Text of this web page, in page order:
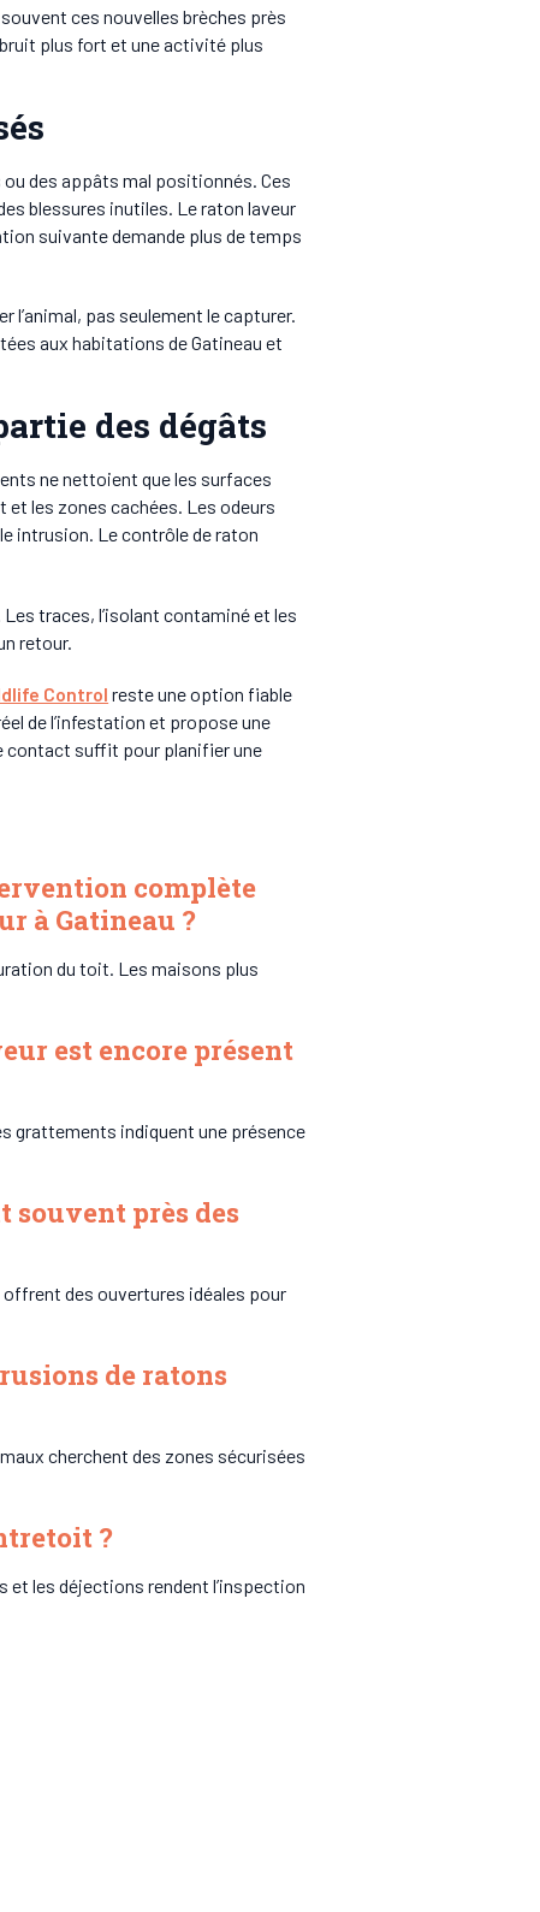
ces nouvelles brèches près
plus fort et une activité plus
des appâts mal positionnés. Ces
blessures inutiles. Le raton laveur
suivante demande plus de temps
pas seulement le capturer.
aux habitations de Gatineau et
des dégâts
ne nettoient que les surfaces
les zones cachées. Les odeurs
intrusion. Le contrôle de raton
traces, l’isolant contaminé et les
retour.
Control reste une option fiable
de l’infestation et propose une
contact suffit pour planifier une
complète
à Gatineau ?
du toit. Les maisons plus
est encore présent
grattements indiquent une présence
souvent près des
des ouvertures idéales pour
de ratons
cherchent des zones sécurisées
?
et les déjections rendent l’inspection